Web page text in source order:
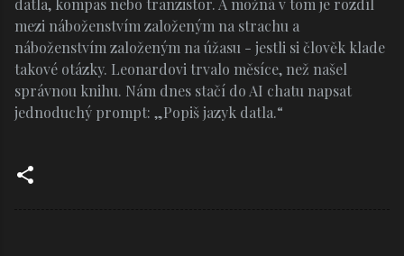
datla, kompas nebo tranzistor. A možná v tom je rozdíl
mezi náboženstvím založeným na strachu a
náboženstvím založeným na úžasu - jestli si člověk klade
takové otázky. Leonardovi trvalo měsíce, než našel
správnou knihu. Nám dnes stačí do AI chatu napsat
jednoduchý prompt: „Popiš jazyk datla.“